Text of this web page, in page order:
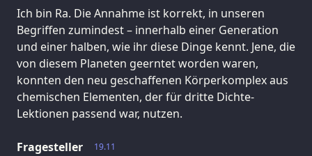
Ich bin Ra. Die Annahme ist korrekt, in unseren
Begriffen zumindest – innerhalb einer Generation
und einer halben, wie ihr diese Dinge kennt. Jene, die
von diesem Planeten geerntet worden waren,
konnten den neu geschaffenen Körperkomplex aus
chemischen Elementen, der für dritte Dichte-
Lektionen passend war, nutzen.
19.11
Fragesteller